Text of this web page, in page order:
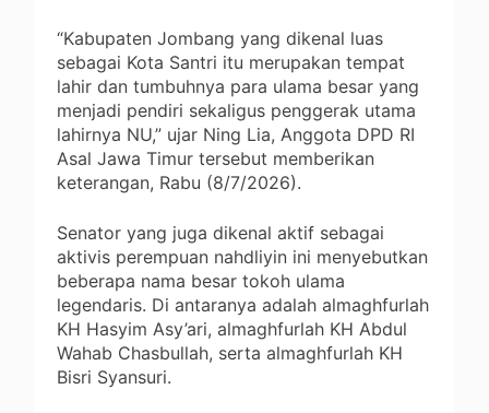
“Kabupaten Jombang yang dikenal luas
sebagai Kota Santri itu merupakan tempat
lahir dan tumbuhnya para ulama besar yang
menjadi pendiri sekaligus penggerak utama
lahirnya NU,” ujar Ning Lia, Anggota DPD RI
Asal Jawa Timur tersebut memberikan
keterangan, Rabu (8/7/2026).
Senator yang juga dikenal aktif sebagai
aktivis perempuan nahdliyin ini menyebutkan
beberapa nama besar tokoh ulama
legendaris. Di antaranya adalah almaghfurlah
KH Hasyim Asy’ari, almaghfurlah KH Abdul
Wahab Chasbullah, serta almaghfurlah KH
Bisri Syansuri.